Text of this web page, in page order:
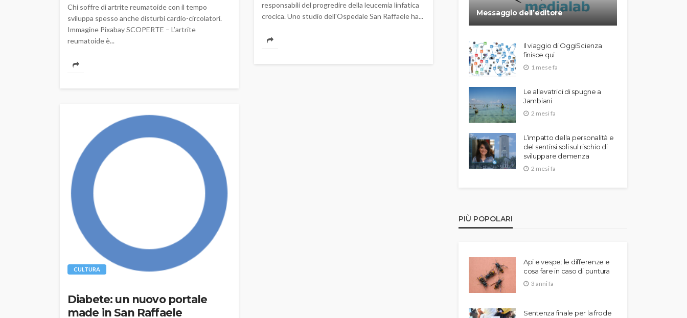
Chi soffre di artrite reumatoide con il tempo
sviluppa spesso anche disturbi cardio-circolatori.
Immagine Pixabay SCOPERTE – L’artrite
reumatoide è...
responsabili del progredire della leucemia linfatica
crocica. Uno studio dell'Ospedale San Raffaele ha...
CULTURA
Diabete: un nuovo portale
made in San Raffaele
Messaggio dell’editore
Il viaggio di OggiScienza
finisce qui
1 mese fa
Le allevatrici di spugne a
Jambiani
2 mesi fa
L’impatto della personalità e
del sentirsi soli sul rischio di
sviluppare demenza
2 mesi fa
PIÙ POPOLARI
Api e vespe: le differenze e
cosa fare in caso di puntura
3 anni fa
Sentenza finale per la frode